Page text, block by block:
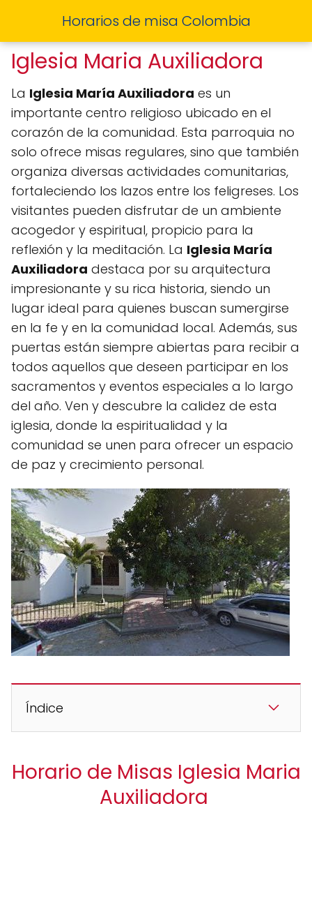
Horarios de misa Colombia
Iglesia Maria Auxiliadora
La Iglesia María Auxiliadora es un
importante centro religioso ubicado en el
corazón de la comunidad. Esta parroquia no
solo ofrece misas regulares, sino que también
organiza diversas actividades comunitarias,
fortaleciendo los lazos entre los feligreses. Los
visitantes pueden disfrutar de un ambiente
acogedor y espiritual, propicio para la
reflexión y la meditación. La Iglesia María
Auxiliadora destaca por su arquitectura
impresionante y su rica historia, siendo un
lugar ideal para quienes buscan sumergirse
en la fe y en la comunidad local. Además, sus
puertas están siempre abiertas para recibir a
todos aquellos que deseen participar en los
sacramentos y eventos especiales a lo largo
del año. Ven y descubre la calidez de esta
iglesia, donde la espiritualidad y la
comunidad se unen para ofrecer un espacio
de paz y crecimiento personal.
Índice
Horario de Misas Iglesia Maria
Auxiliadora